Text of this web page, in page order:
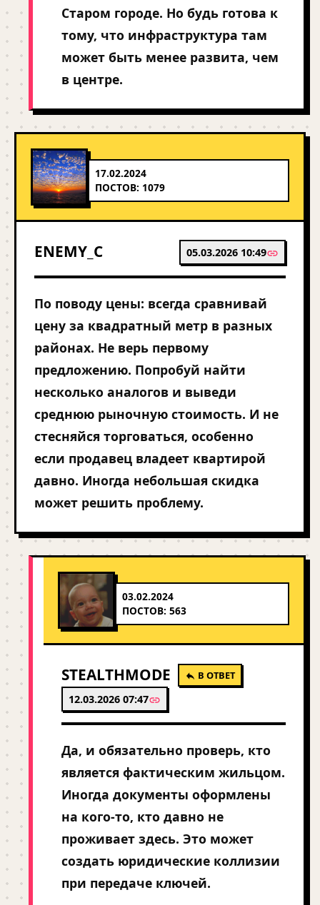
Старом городе. Но будь готова к
тому, что инфраструктура там
может быть менее развита, чем
в центре.
17.02.2024
ПОСТОВ: 1079
ENEMY_C 05.03.2026 10:49
По поводу цены: всегда сравнивай
цену за квадратный метр в разных
районах. Не верь первому
предложению. Попробуй найти
несколько аналогов и выведи
среднюю рыночную стоимость. И не
стесняйся торговаться, особенно
если продавец владеет квартирой
давно. Иногда небольшая скидка
может решить проблему.
03.02.2024
ПОСТОВ: 563
STEALTHMODE В ОТВЕТ
12.03.2026 07:47
Да, и обязательно проверь, кто
является фактическим жильцом.
Иногда документы оформлены
на кого-то, кто давно не
проживает здесь. Это может
создать юридические коллизии
при передаче ключей.